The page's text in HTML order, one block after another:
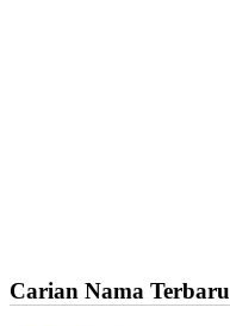
Carian Nama Terbaru